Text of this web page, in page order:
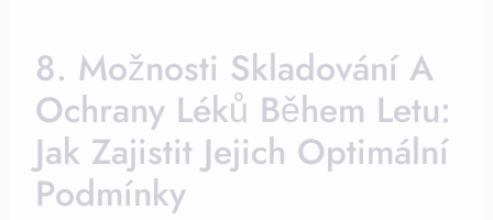
8. Možnosti Skladování A
Ochrany Léků Během Letu:
Jak Zajistit Jejich Optimální
Podmínky